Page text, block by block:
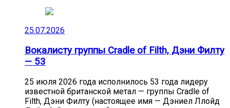
25.07.2026
Вокалисту группы Cradle of Filth, Дэни Филту
— 53
25 июля 2026 года исполнилось 53 года лидеру
известной британской метал — группы Cradle of
Filth, Дэни Филту (настоящее имя — Дэниел Ллойд